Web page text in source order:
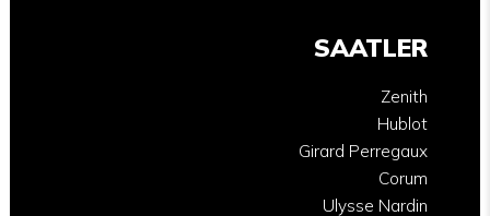
SAATLER
Zenith
Hublot
Girard Perregaux
Corum
Ulysse Nardin